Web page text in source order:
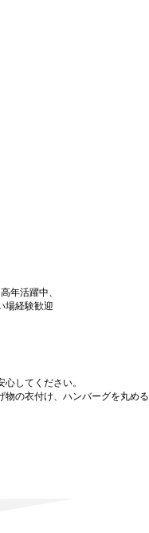
年活躍中、
場経験歓迎
してください。
物の衣付け、ハンバーグを丸め